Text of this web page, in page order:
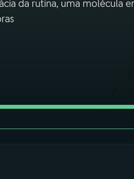
da rutina, uma molécula